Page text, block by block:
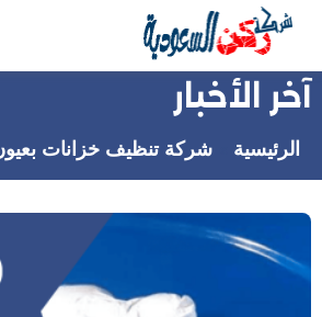
التجاوز
المحتوى
آخر الأخبار
الرئيسية شركة تنظيف خزانات